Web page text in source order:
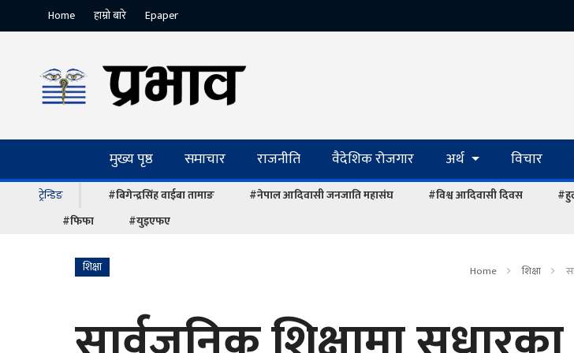
Home हाम्रो बारे Epaper
मुख्य पृष्ठ समाचार राजनीति वैदेशिक रोजगार अर्थ विचार
ट्रेन्डिङ #बिगेन्द्रसिंह वाईबा तामाङ #नेपाल आदिवासी जनजाति महासंघ #विश्व आदिवासी दिवस
#फिफा
#युइएफए
शिक्षा Home शिक्षा